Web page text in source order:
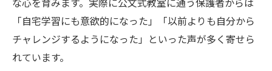
自信育成に役立つ幼児の学びのポイント
非認知能力強化を意識した家庭学習の工夫
公文式が幼児の学び方に与える影響を考え
「自宅学習にも意欲的になった」「以前よりも自分から
チャレンジするようになった」といった声が多く寄せら
れています。